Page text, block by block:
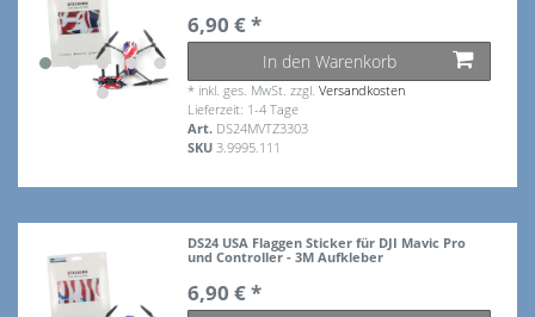
6,90 € *
In den Warenkorb
* inkl. ges. MwSt. zzgl.Versandkosten
Lieferzeit: 1-4 Tage
Art. DS24MVTZ3303
SKU3.9995.111
DS24 USA Flaggen Sticker für DJI Mavic Pro
und Controller - 3M Aufkleber
6,90 € *